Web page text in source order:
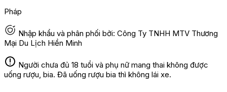
Pháp
Nhập khẩu và phân phối bởi: Công Ty TNHH MTV Thương
Mại Du Lịch Hiền Minh
Người chưa đủ 18 tuổi và phụ nữ mang thai không được
uống rượu, bia. Đã uống rượu bia thì không lái xe.